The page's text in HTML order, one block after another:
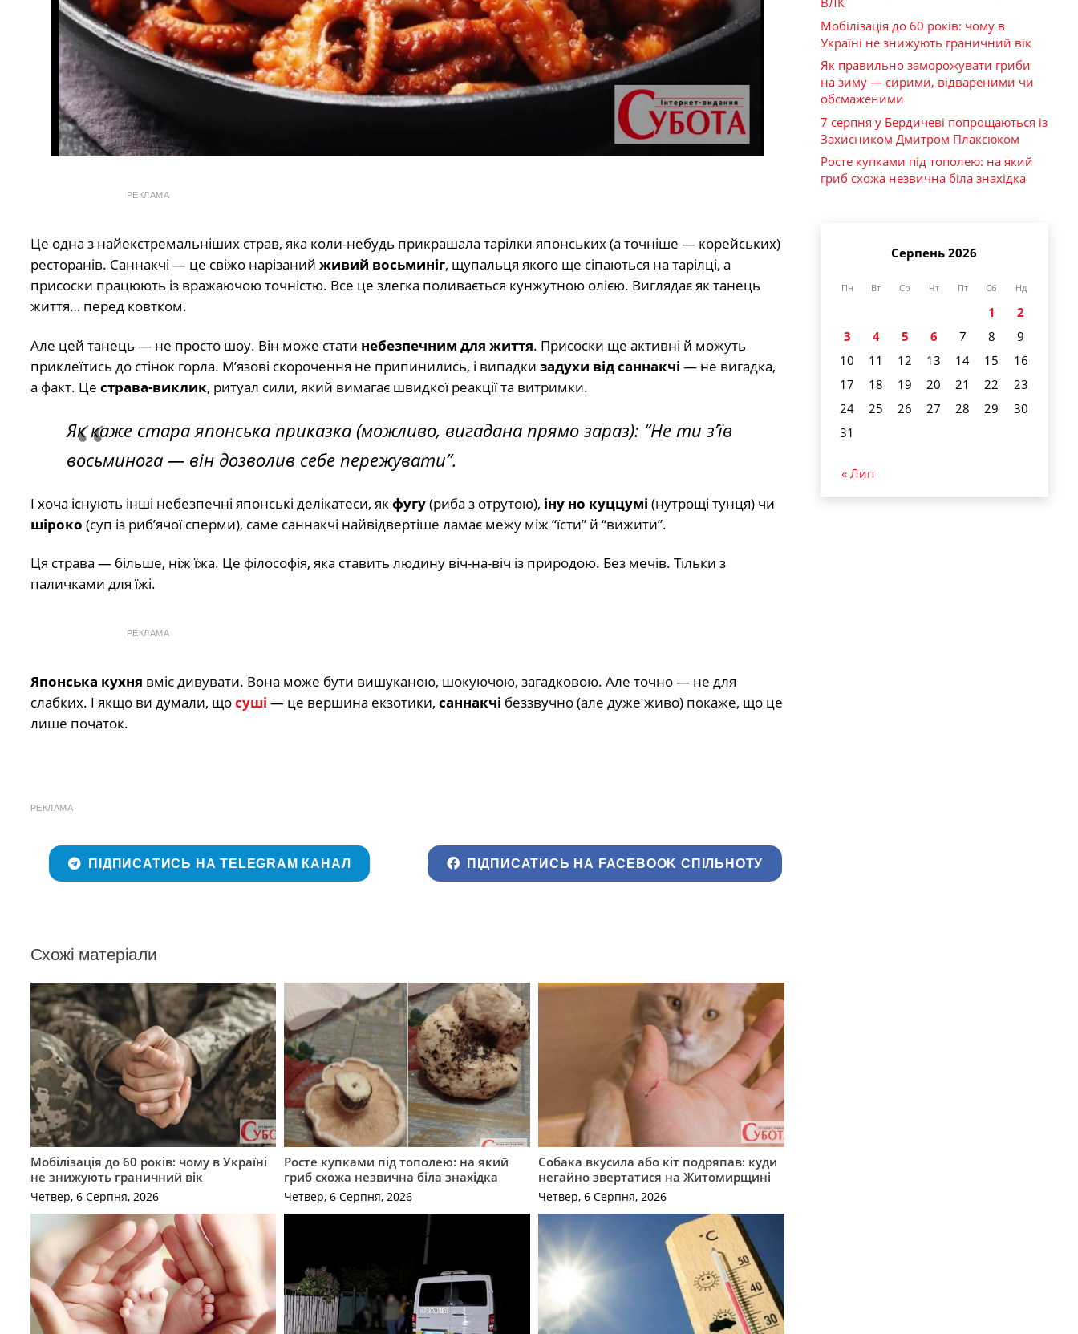
РЕКЛАМА
Це одна з найекстремальніших страв, яка коли-небудь прикрашала тарілки японських (а точніше — корейських)
ресторанів. Саннакчі — це свіжо нарізаний живий восьминіг, щупальця якого ще сіпаються на тарілці, а
присоски працюють із вражаючою точністю. Все це злегка поливається кунжутною олією. Виглядає як танець
життя… перед ковтком.
Але цей танець — не просто шоу. Він може стати небезпечним для життя. Присоски ще активні й можуть
приклеїтись до стінок горла. М’язові скорочення не припинились, і випадки задухи від саннакчі — не вигадка,
а факт. Це страва-виклик, ритуал сили, який вимагає швидкої реакції та витримки.
Як каже стара японська приказка (можливо, вигадана прямо зараз): “Не ти з’їв
восьминога — він дозволив себе пережувати”.
І хоча існують інші небезпечні японські делікатеси, як фугу(риба з отрутою), іну но куццумі (нутрощі тунця) чи
шіроко (суп із риб’ячої сперми), саме саннакчі найвідвертіше ламає межу між “їсти” й “вижити”.
Ця страва — більше, ніж їжа. Це філософія, яка ставить людину віч-на-віч із природою. Без мечів. Тільки з
паличками для їжі.
РЕКЛАМА
Японська кухня вміє дивувати. Вона може бути вишуканою, шокуючою, загадковою. Але точно — не для
слабких. І якщо ви думали, щосуші — це вершина екзотики, саннакчі беззвучно (але дуже живо) покаже, що це
лише початок.
РЕКЛАМА
ПІДПИСАТИСЬ НА TELEGRAM КАНАЛ ПІДПИСАТИСЬ НА FACEBOOK СПІЛЬНОТУ
Схожі матеріали
Мобілізація до 60 років: чому в Україні
не знижують граничний вік
Четвер, 6 Серпня, 2026
Росте купками під тополею: на який
гриб схожа незвична біла знахідка
Четвер, 6 Серпня, 2026
Собака вкусила або кіт подряпав: куди
негайно звертатися на Житомирщині
Четвер, 6 Серпня, 2026
Мобілізація до 60 років: чому в
Україні не знижують граничний вік
Як правильно заморожувати гриби
на зиму — сирими, відвареними чи
обсмаженими
7 серпня у Бердичеві попрощаються із
Захисником Дмитром Плаксюком
Росте купками під тополею: на який
гриб схожа незвична біла знахідка
Серпень 2026
Пн Вт Ср Чт Пт Сб Нд
1
2
3
4 5 6 7 8
9
10
11 12 13 14 15
16
17
18 19 20 21 22
23
24
25 26 27 28 29
30
31
« Лип